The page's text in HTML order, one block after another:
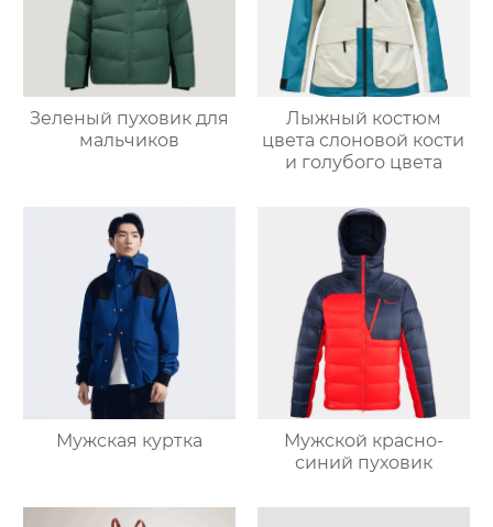
Зеленый пуховик для
мальчиков
Лыжный костюм
цвета слоновой кости
и голубого цвета
Мужская куртка
Мужской красно-
синий пуховик